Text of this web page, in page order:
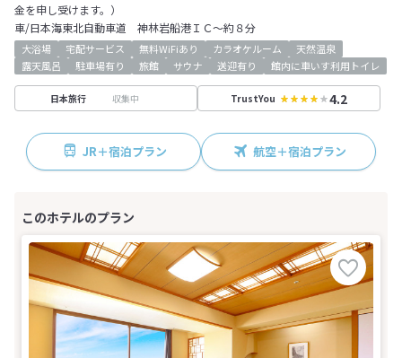
金を申し受けます。）
車/日本海東北自動車道 神林岩船港ＩＣ～約８分
大浴場 宅配サービス 無料WiFiあり カラオケルーム
天然温泉
露天風呂
駐車場有り 旅館 サウナ 送迎有り 館内に車いす利用トイレ
日本旅行 収集中 TrustYou 4.2
JR＋宿泊プラン 航空＋宿泊プラン